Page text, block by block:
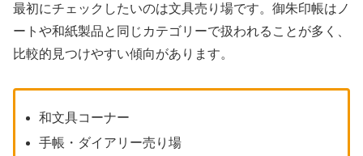
最初にチェックしたいのは文具売り場です。御朱印帳はノ
ートや和紙製品と同じカテゴリーで扱われることが多く、
比較的見つけやすい傾向があります。
和文具コーナー
手帳・ダイアリー売り場